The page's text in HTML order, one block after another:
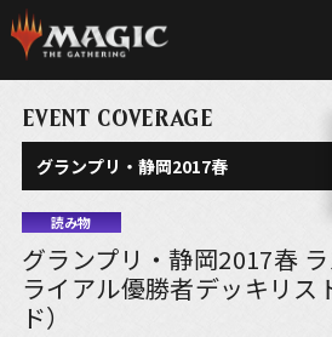
EVENT COVERAGE
グランプリ・静岡2017春
読み物
グランプリ・静岡2017春
ライアル優勝者デッキリス
ド）